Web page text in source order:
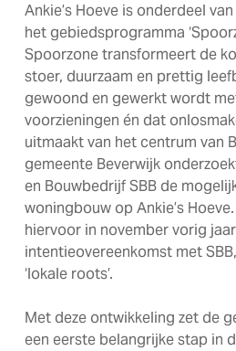
Ankie’s Hoeve is onderdeel
het gebiedsprogramma
Spoorzone transformeert de
stoer, duurzaam en prettig
gewoond en gewerkt wordt
voorzieningen én dat
uitmaakt van het centrum van
gemeente Beverwijk
en Bouwbedrijf SBB de
woningbouw op Ankie’s
hiervoor in november vorig
intentieovereenkomst met
‘lokale roots’.
Met deze ontwikkeling zet de
een eerste belangrijke stap in